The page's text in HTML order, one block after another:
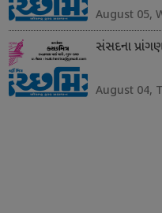
August 05,
સંસદના
August 04,